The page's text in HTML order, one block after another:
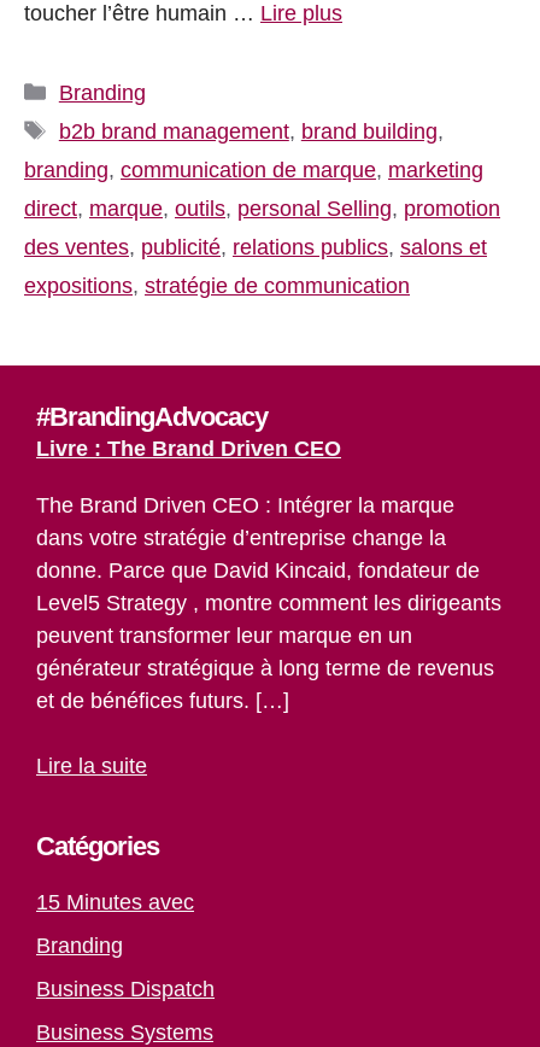
toucher l’être humain … Lire plus
Catégories
Branding
Étiquettes
b2b brand management, brand building,
branding, communication de marque, marketing
direct, marque, outils, personal Selling, promotion
des ventes, publicité, relations publics, salons et
expositions, stratégie de communication
#BrandingAdvocacy
Livre : The Brand Driven CEO
The Brand Driven CEO : Intégrer la marque
dans votre stratégie d’entreprise change la
donne. Parce que David Kincaid, fondateur de
Level5 Strategy , montre comment les dirigeants
peuvent transformer leur marque en un
générateur stratégique à long terme de revenus
et de bénéfices futurs. […]
Lire la suite
Catégories
15 Minutes avec
Branding
Business Dispatch
Business Systems